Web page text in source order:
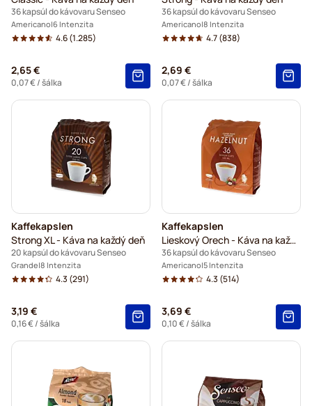
36 kapsúl do kávovaru Senseo
Americano 6 Intenzita
4.6(1.285)
2,65 €
0,07 €/ šálka
36 kapsúl do kávovaru Senseo
Americano 8 Intenzita
4.7(838)
2,69 €
0,07 €/ šálka
Kaffekapslen
Strong XL - Káva na každý deň
20 kapsúl do kávovaru Senseo
Grande 8 Intenzita
4.3 (291)
3,19 €
0,16 €/ šálka
Kaffekapslen
Lieskový Orech - Káva na každý deň
36 kapsúl do kávovaru Senseo
Americano 5 Intenzita
4.3 (514)
3,69 €
0,10 €/ šálka